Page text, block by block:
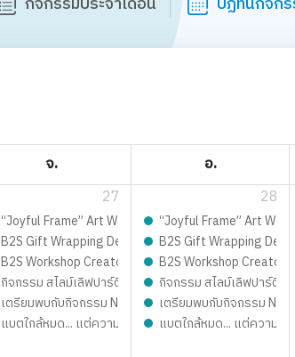
จ. อ.
27 28
“Joyful Frame” Art Workshop ดีไซน์เฟรมการ์ด ชิ้นเดีย
“Joyful Frame” Art
B2S Gift Wrapping Design contest 2026 LIVE
B2S Gift Wrapping
B2S Workshop Creator – เปิดรับสมัครB2S Workshop Creator
กิจกรรม สไลม์เลิฟปาร์ตี้ ปั้นสนุกสุดมุ้งมิ้ง - Magical SLIME
กิจกรรม สไลม์เลิฟปาร์ตี้ ปั้
เตรียมพบกับกิจกรรม New Trainer Journey On Tour !!
เตรียมพบกับกิจกรรม New
แบตใกล้หมด... แต่ความสนุกยังชาร์จได้!แบตใกล้หมด... แต่ความสนุ